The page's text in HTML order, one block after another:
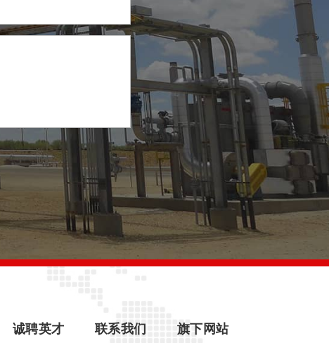
诚聘英才 联系我们 旗下网站